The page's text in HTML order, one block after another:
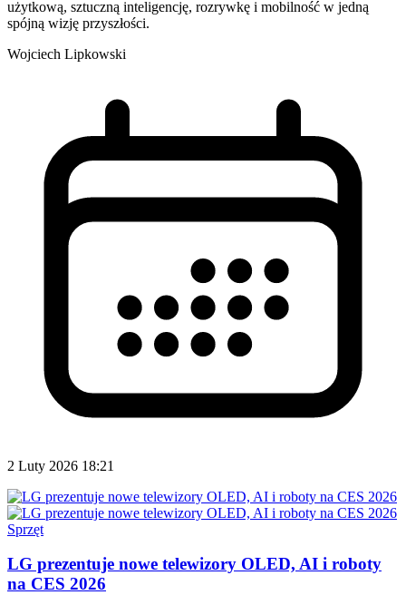
użytkową, sztuczną inteligencję, rozrywkę i mobilność w jedną
spójną wizję przyszłości.
Wojciech Lipkowski
2 Luty 2026 18:21
Sprzęt
LG prezentuje nowe telewizory OLED, AI i roboty
na CES 2026